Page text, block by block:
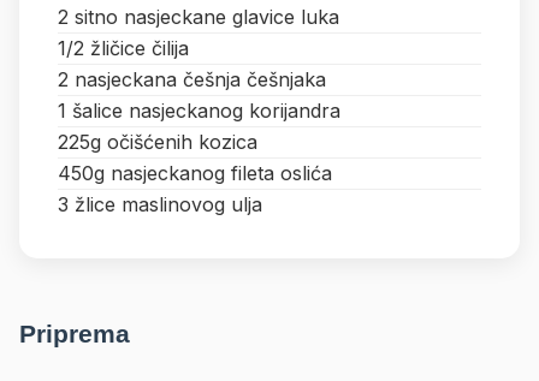
2 sitno nasjeckane glavice luka
1/2 žličice čilija
2 nasjeckana češnja češnjaka
1 šalice nasjeckanog korijandra
225g očišćenih kozica
450g nasjeckanog fileta oslića
3 žlice maslinovog ulja
Priprema